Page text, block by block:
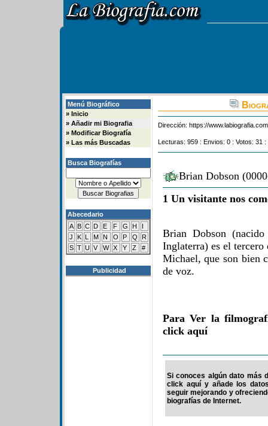
Menú Biográfico
» Inicio
» Añadir mi Biografia
» Modificar Biografía
» Las más Buscadas
Busca Biografías
Abecedario
A B C D E F G H
I
J
K L M N O P Q
R
S T U V W X Y Z #
Publicidad
Dirección: https://
Lecturas: 959 : Envios: 0 : Votos: 31
Brian Dobson
1 Un visitante nos
Brian Dobson
Inglaterra) es el tercero
Michael, que son bien
de voz.
Para Ver la
click aquí
Si conoces algún dato más
click aquí y añade los
seguir mejorando y
biografías de Internet.